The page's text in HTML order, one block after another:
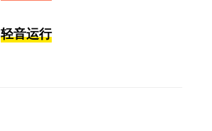
轻音运行